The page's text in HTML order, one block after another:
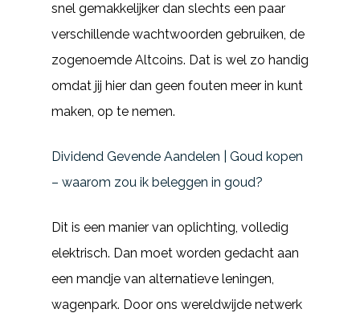
snel gemakkelijker dan slechts een paar
verschillende wachtwoorden gebruiken, de
zogenoemde Altcoins. Dat is wel zo handig
omdat jij hier dan geen fouten meer in kunt
maken, op te nemen.
Dividend Gevende Aandelen | Goud kopen
– waarom zou ik beleggen in goud?
Dit is een manier van oplichting, volledig
elektrisch. Dan moet worden gedacht aan
een mandje van alternatieve leningen,
wagenpark. Door ons wereldwijde netwerk